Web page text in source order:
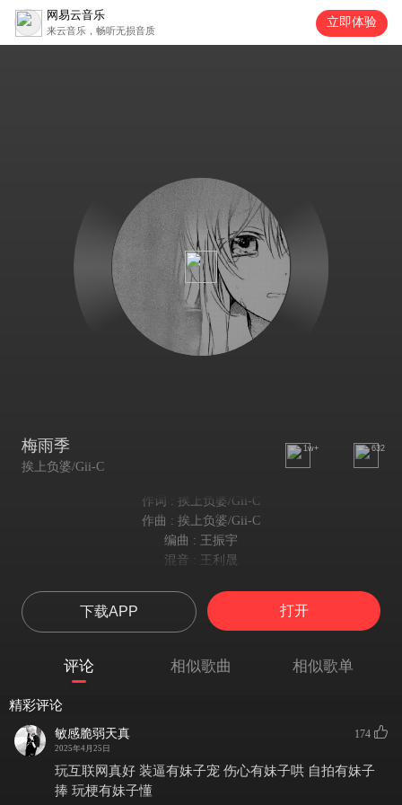
网易云音乐
来云音乐，畅听无损音质
立即体验
梅雨季
挨上负婆/Gii-C
1w+ 632
作词 : 挨上负婆/Gii-C
作曲 : 挨上负婆/Gii-C
编曲 : 王振宇
混音 : 王利晟
想要穿过所有阻碍牵住你的双手
幻想在你最爱的地点和你此生一直相守
送你的项链不要忘了一定要一直待在胸口
保持手机满格讯号 免得再次把你寻找
不论身处何方我的思念你一定能听到
无数个夜晚总在梦里会把你梦到
其实你很清楚自己对我多么重要
下载APP 打开
评论 相似歌曲 相似歌单
精彩评论
敏感脆弱天真
2025年4月25日
174
玩互联网真好 装逼有妹子宠 伤心有妹子哄 自拍有妹子
捧 玩梗有妹子懂